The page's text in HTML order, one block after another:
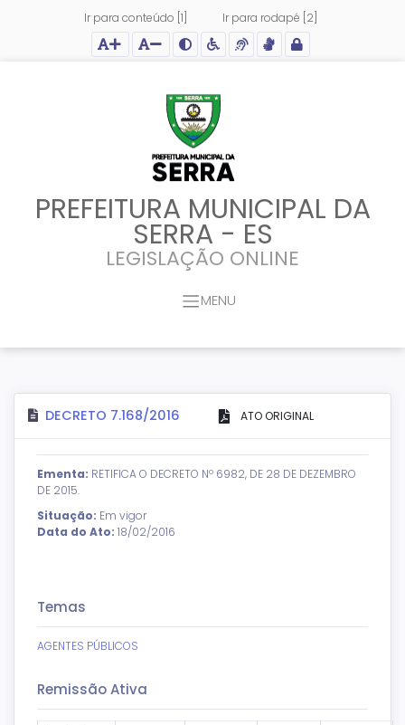
Ir para conteúdo [1] Ir para rodapé [2]
Ação para aumentar tamanho da fonte do site
Ação para diminuir tamanho da fonte do site
Ação para aplicar auto contraste no site
Acessar página sobre acessibilidade do site
Acessar página sobre NVDA - Leitor de Tela
Acessar página sobre VLibras - Tradutor de
Acessar Intranet
PREFEITURA MUNICIPAL DA
SERRA - ES
LEGISLAÇÃO ONLINE
MENU
DECRETO 7.168/2016 ATO ORIGINAL
Ementa: RETIFICA O DECRETO Nº 6982, DE 28 DE DEZEMBRO
DE 2015.
Situação: Em vigor
Data do Ato: 18/02/2016
Temas
AGENTES PÚBLICOS
Remissão Ativa